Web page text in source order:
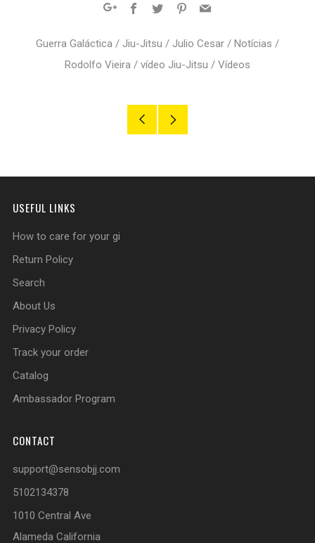
Facebook
Twitter Pinterest
Email
Guerra Galáctica / Jiu-Jitsu / Julio Cesar / Notícias /
Rodolfo Vieira / vídeo Jiu-Jitsu / Vídeos
Older
USEFUL LINKS
How to care for your gi
Return Policy
Search
About Us
Privacy Policy
Track your order
Catalog
Ambassador Program
CONTACT
support@sensobjj.com
5102134378
1010 Central Ave
Alameda California